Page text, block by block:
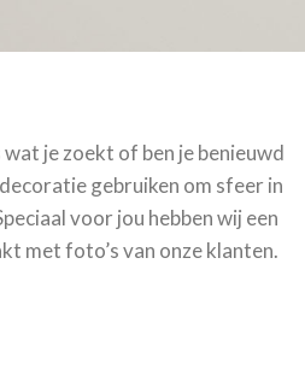
je zoekt of ben je benieuwd
gebruiken om sfeer in
voor jou hebben wij een
met foto’s van onze klanten.